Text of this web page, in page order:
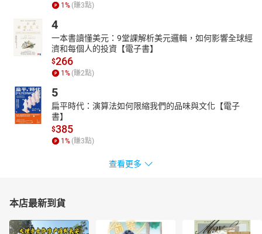
1% (賺3點)
4
一本書讀懂美元：9堂課解析美元邏輯，如何影響全球經
濟和每個人的投資【電子書】
$266
1% (賺2點)
5
扁平時代：演算法如何限縮我們的品味與文化【電子
書】
$385
1% (賺3點)
查看更多
本店最新到貨